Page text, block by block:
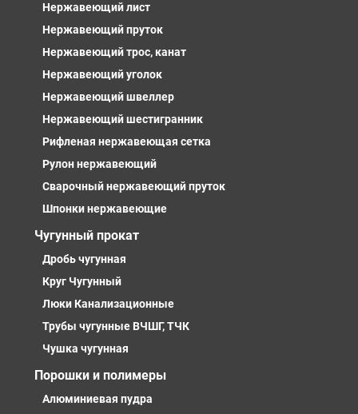
Нержавеющий лист
Нержавеющий пруток
Нержавеющий трос, канат
Нержавеющий уголок
Нержавеющий швеллер
Нержавеющий шестигранник
Рифленая нержавеющая сетка
Рулон нержавеющий
Сварочный нержавеющий пруток
Шпонки нержавеющие
Чугунный прокат
Дробь чугунная
Круг Чугунный
Люки Канализационные
Трубы чугунные ВЧШГ, ТЧК
Чушка чугунная
Порошки и полимеры
Алюминиевая пудра